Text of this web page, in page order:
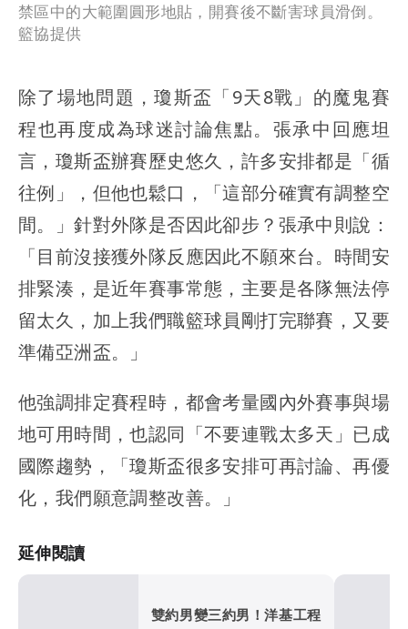
禁區中的大範圍圓形地貼，開賽後不斷害球員滑倒。
籃協提供
除了場地問題，瓊斯盃「9天8戰」的魔鬼賽
程也再度成為球迷討論焦點。張承中回應坦
言，瓊斯盃辦賽歷史悠久，許多安排都是「循
往例」，但他也鬆口，「這部分確實有調整空
間。」針對外隊是否因此卻步？張承中則說：
「目前沒接獲外隊反應因此不願來台。時間安
排緊湊，是近年賽事常態，主要是各隊無法停
留太久，加上我們職籃球員剛打完聯賽，又要
準備亞洲盃。」
他強調排定賽程時，都會考量國內外賽事與場
地可用時間，也認同「不要連戰太多天」已成
國際趨勢，「瓊斯盃很多安排可再討論、再優
化，我們願意調整改善。」
延伸閱讀
雙約男變三約男！洋基工程